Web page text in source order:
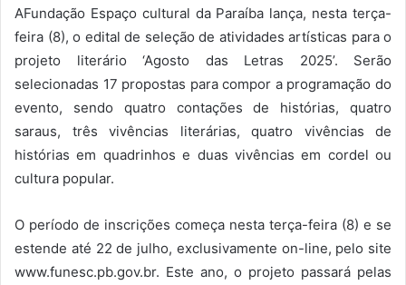
AFundação Espaço cultural da Paraíba lança, nesta terça-
feira (8), o edital de seleção de atividades artísticas para o
projeto literário ‘Agosto das Letras 2025’. Serão
selecionadas 17 propostas para compor a programação do
evento, sendo quatro contações de histórias, quatro
saraus, três vivências literárias, quatro vivências de
histórias em quadrinhos e duas vivências em cordel ou
cultura popular.
O período de inscrições começa nesta terça-feira (8) e se
estende até 22 de julho, exclusivamente on-line, pelo site
www.funesc.pb.gov.br. Este ano, o projeto passará pelas